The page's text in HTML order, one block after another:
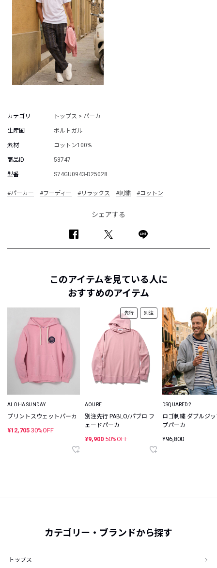
カテゴリ トップス > パーカ
生産国 ポルトガル
素材 コットン100%
商品ID 53747
型番 S74GU0943-D25028
#パーカー #フーディー #リラックス #刺繍 #コットン
シェアする
このアイテムを見ている人に
おすすめのアイテム
ALOHA SUNDAY
プリントスウェットパーカ
¥12,705 30%OFF
先行 別注
AOURE
別注先行 PABLO/パブロ フ
ェードパーカ
¥9,900 50%OFF
DSQUARED2
ロゴ刺繍 ダブルジ
プパーカ
¥96,800
カテゴリー・ブランドから探す
トップス